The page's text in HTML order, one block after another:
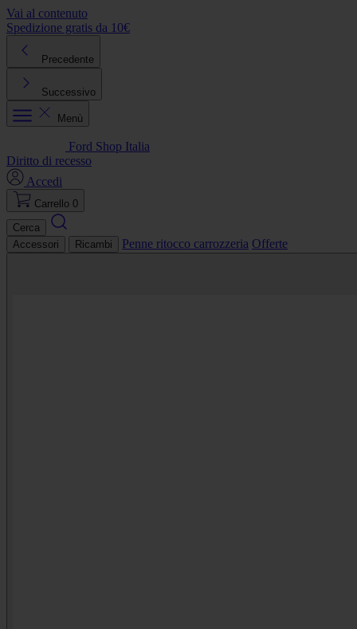
Vai al contenuto
Spedizione gratis da 10€
Precedente
Successivo
Menù
Ford Shop Italia
Diritto di recesso
Accedi
Carrello 0
Cerca
Accessori
Ricambi Penne ritocco carrozzeria Offerte